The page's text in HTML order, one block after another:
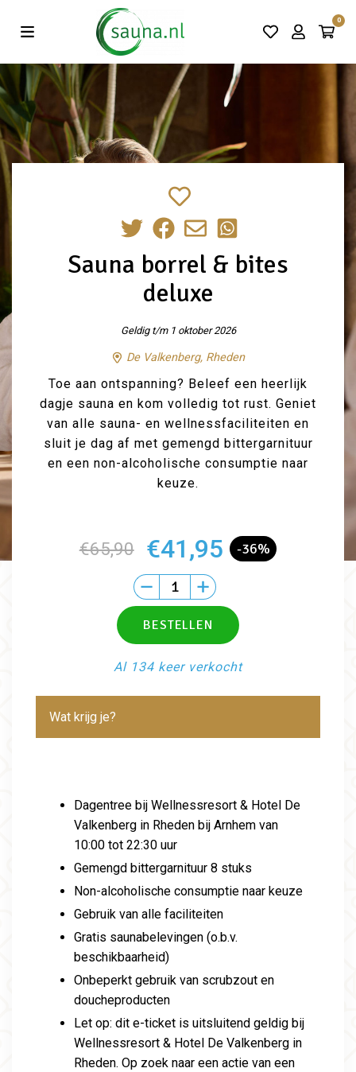
0
Vind de beste acties in één klik!
Sauna borrel & bites
deluxe
Geldig t/m 1 oktober 2026
De Valkenberg, Rheden
Toe aan ontspanning? Beleef een heerlijk
dagje sauna en kom volledig tot rust. Geniet
van alle sauna- en wellnessfaciliteiten en
sluit je dag af met gemengd bittergarnituur
en een non-alcoholische consumptie naar
keuze.
€65,90 €41,95 -36%
Al 134 keer verkocht
Wat krijg je?
Dagentree bij Wellnessresort & Hotel De
Valkenberg in Rheden bij Arnhem van
10:00 tot 22:30 uur
Gemengd bittergarnituur 8 stuks
Non-alcoholische consumptie naar keuze
Gebruik van alle faciliteiten
Gratis saunabelevingen (o.b.v.
beschikbaarheid)
Onbeperkt gebruik van scrubzout en
doucheproducten
Let op: dit e-ticket is uitsluitend geldig bij
Wellnessresort & Hotel De Valkenberg in
Rheden. Op zoek naar een actie van een